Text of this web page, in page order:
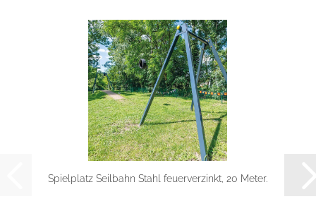
Spielplatz Seilbahn Stahl feuerverzinkt, 20 Meter.